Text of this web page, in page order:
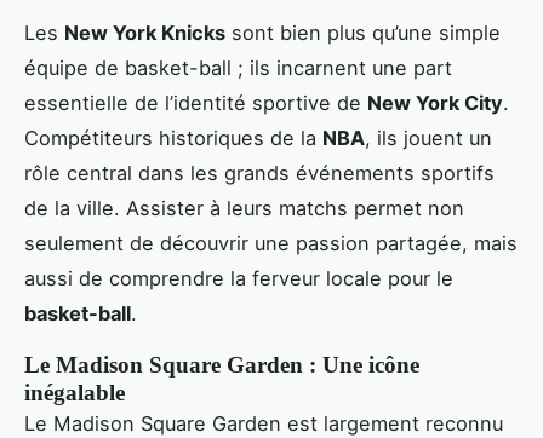
Les New York Knicks sont bien plus qu’une simple
équipe de basket-ball ; ils incarnent une part
essentielle de l’identité sportive de New York City.
Compétiteurs historiques de la NBA, ils jouent un
rôle central dans les grands événements sportifs
de la ville. Assister à leurs matchs permet non
seulement de découvrir une passion partagée, mais
aussi de comprendre la ferveur locale pour le
basket-ball.
Le Madison Square Garden : Une icône
inégalable
Le Madison Square Garden est largement reconnu